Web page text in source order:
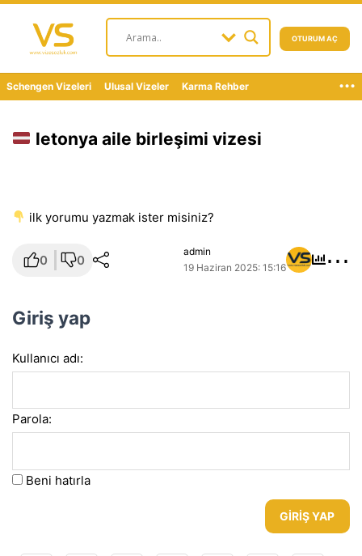
OTURUM AÇ
Schengen Vizeleri Ulusal Vizeler Karma Rehber ...
letonya aile birleşimi vizesi
i̇lk yorumu yazmak ister misiniz?
0 0
admin
19 Haziran 2025: 15:16
⋯
Giriş yap
Kullanıcı adı:
Parola:
Beni hatırla
GIRIŞ YAP